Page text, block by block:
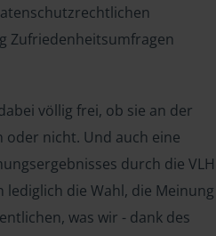
Zufriedenheitsumfragen
völlig frei, ob sie an der
nicht. Und auch eine
durch die VLH
die Wahl, die Meinung
was wir - dank des